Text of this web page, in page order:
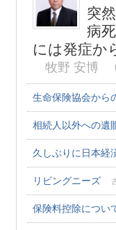
突
病
には発症か
牧野 安博
生命保険協会か
相続人以外への
久しぶりに日本経
リビングニーズ
保険料控除につい